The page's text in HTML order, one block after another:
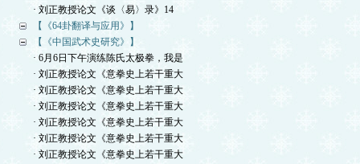
· 刘正教授论文《谈〈易〉录》14
【《64卦翻译与应用》】
【《中国武术史研究》】
· 6月6日下午演练陈氏太极拳，我是
· 刘正教授论文《意拳史上若干重大
· 刘正教授论文《意拳史上若干重大
· 刘正教授论文《意拳史上若干重大
· 刘正教授论文《意拳史上若干重大
· 刘正教授论文《意拳史上若干重大
· 刘正教授论文《意拳史上若干重大